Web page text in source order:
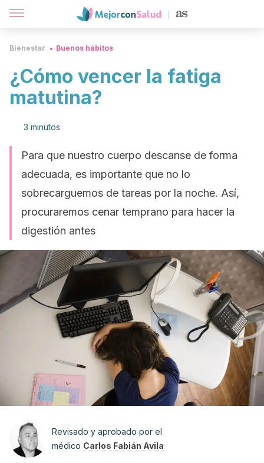
Bienestar Buenos hábitos
¿Cómo vencer la fatiga
matutina?
3 minutos
Para que nuestro cuerpo descanse de forma
adecuada, es importante que no lo
sobrecarguemos de tareas por la noche. Así,
procuraremos cenar temprano para hacer la
digestión antes
Revisado y aprobado por el
médico Carlos Fabián Avila